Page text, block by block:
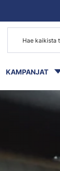
KAMPANJAT